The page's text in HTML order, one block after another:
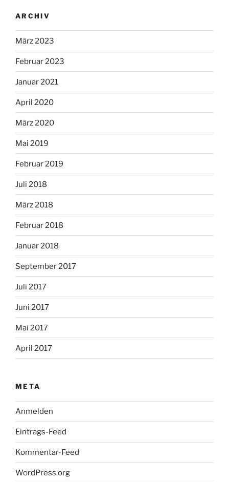
ARCHIV
März 2023
Februar 2023
Januar 2021
April 2020
März 2020
Mai 2019
Februar 2019
Juli 2018
März 2018
Februar 2018
Januar 2018
September 2017
Juli 2017
Juni 2017
Mai 2017
April 2017
META
Anmelden
Eintrags-Feed
Kommentar-Feed
WordPress.org